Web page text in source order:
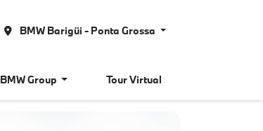
BMW Barigüi - Ponta Grossa
BMW Group Tour Virtual